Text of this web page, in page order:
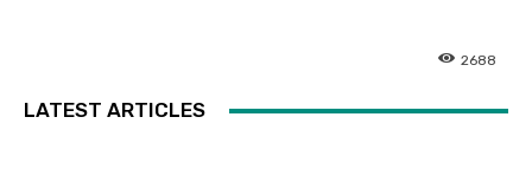
2688
LATEST ARTICLES